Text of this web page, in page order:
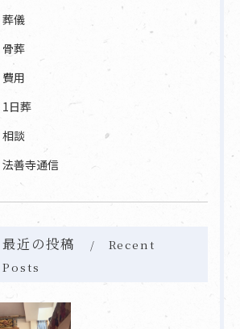
葬儀
骨葬
費用
1日葬
相談
法善寺通信
最近の投稿
Recent
Posts